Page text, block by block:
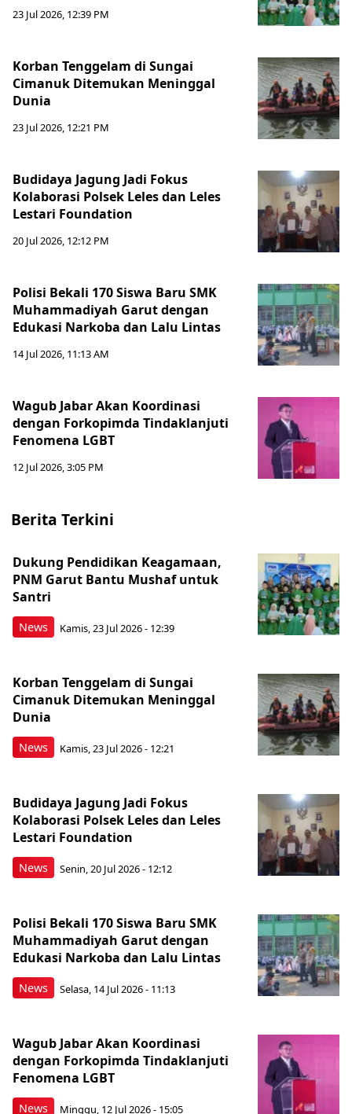
23 Jul 2026, 12:39 PM
Korban Tenggelam di Sungai
Cimanuk Ditemukan Meninggal
Dunia
23 Jul 2026, 12:21 PM
Budidaya Jagung Jadi Fokus
Kolaborasi Polsek Leles dan Leles
Lestari Foundation
20 Jul 2026, 12:12 PM
Polisi Bekali 170 Siswa Baru SMK
Muhammadiyah Garut dengan
Edukasi Narkoba dan Lalu Lintas
14 Jul 2026, 11:13 AM
Wagub Jabar Akan Koordinasi
dengan Forkopimda Tindaklanjuti
Fenomena LGBT
12 Jul 2026, 3:05 PM
Berita Terkini
News
Dukung Pendidikan Keagamaan,
PNM Garut Bantu Mushaf untuk
Santri
Kamis, 23 Jul 2026 - 12:39
News
Korban Tenggelam di Sungai
Cimanuk Ditemukan Meninggal
Dunia
Kamis, 23 Jul 2026 - 12:21
News
Budidaya Jagung Jadi Fokus
Kolaborasi Polsek Leles dan Leles
Lestari Foundation
Senin, 20 Jul 2026 - 12:12
News
Polisi Bekali 170 Siswa Baru SMK
Muhammadiyah Garut dengan
Edukasi Narkoba dan Lalu Lintas
Selasa, 14 Jul 2026 - 11:13
News
Wagub Jabar Akan Koordinasi
dengan Forkopimda Tindaklanjuti
Fenomena LGBT
Minggu, 12 Jul 2026 - 15:05